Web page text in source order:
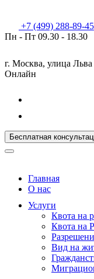
+7 (499) 288-89-45
Пн - Пт 09.30 - 18.30
г. Москва, улица
Онлайн
Бесплатная
Главная
О нас
Услуги
Квота на
Квота на
Вид на